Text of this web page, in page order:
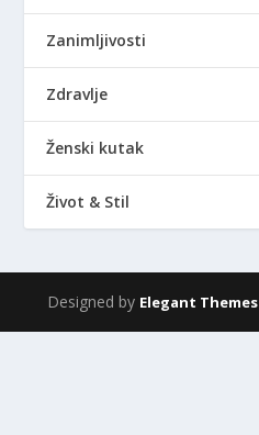
Zanimljivosti
Zdravlje
Ženski kutak
Život & Stil
Designed by Elegant Themes